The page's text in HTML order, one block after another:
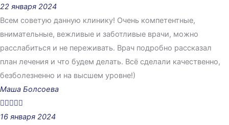
22 января 2024
Всем советую данную клинику! Очень компетентные,
внимательные, вежливые и заботливые врачи, можно
расслабиться и не переживать. Врач подробно рассказал
план лечения и что будем делать. Всё сделали качественно,
безболезненно и на высшем уровне!)
Маша Болсоева

16 января 2024